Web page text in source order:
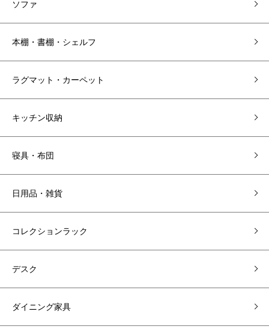
ソファ
本棚・書棚・シェルフ
ラグマット・カーペット
キッチン収納
寝具・布団
日用品・雑貨
コレクションラック
デスク
ダイニング家具